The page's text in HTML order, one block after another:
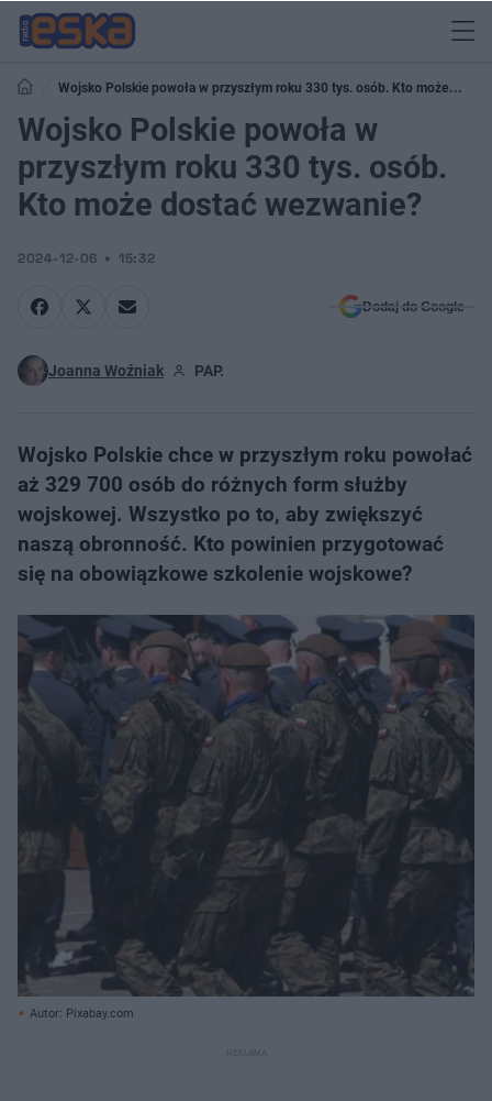
Wojsko Polskie powoła w przyszłym roku 330 tys. osób. Kto może
dostać wezwanie?
Wojsko Polskie powoła w
przyszłym roku 330 tys. osób.
Kto może dostać wezwanie?
2024-12-06 15:32
Dodaj do Google
Joanna Woźniak PAP.
Wojsko Polskie chce w przyszłym roku powołać
aż 329 700 osób do różnych form służby
wojskowej. Wszystko po to, aby zwiększyć
naszą obronność. Kto powinien przygotować
się na obowiązkowe szkolenie wojskowe?
Autor: Pixabay.com